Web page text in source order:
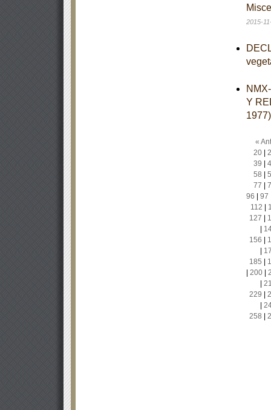
2015-
Y
«
20|
39
58
77
96
97
112
127
156
185
200|
229
258